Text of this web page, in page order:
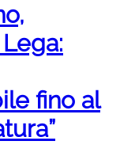
fino al